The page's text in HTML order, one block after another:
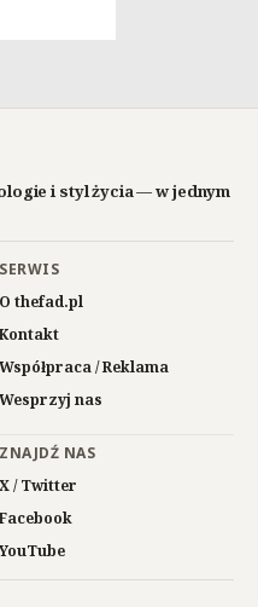
i styl życia — w jednym
SERWIS
O thefad.pl
Kontakt
Współpraca / Reklama
Wesprzyj nas
ZNAJDŹ NAS
X / Twitter
Facebook
YouTube